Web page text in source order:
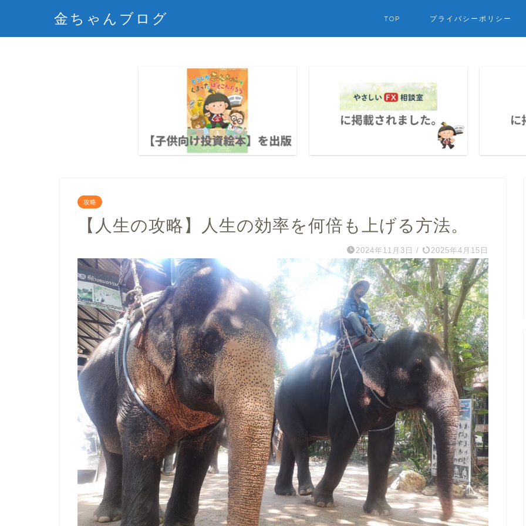
金ちゃんブログ TOP プライバシーポリシー
攻略
【人生の攻略】人生の効率を何倍も上げる方法。
2024年11月3日 / 2025年4月15日